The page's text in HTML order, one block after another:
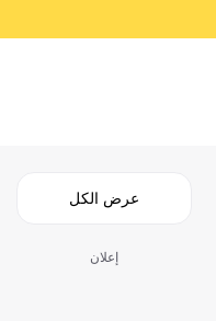
عرض الكل
إعلان